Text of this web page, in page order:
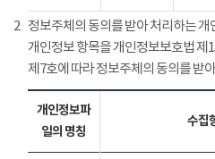
2 정보주체의 동의를 받아 처리하는 개
개인정보 항목을 개인정보보호법 제
제7호에 따라 정보주체의 동의를 받
개인정보파
일의 명칭
수집